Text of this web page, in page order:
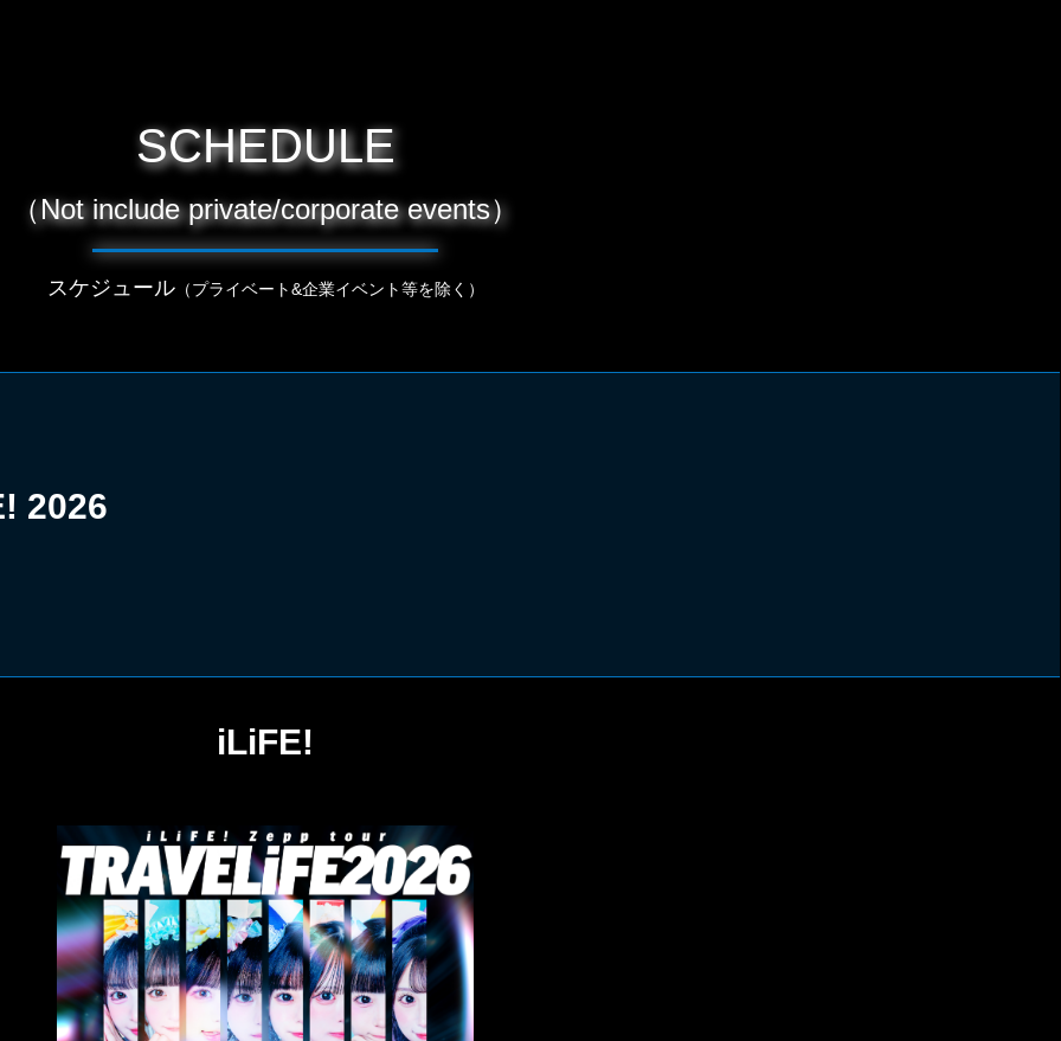
SCHEDULE
（Not include private/corporate events）
スケジュール（プライベート&企業イベント等を除く）
2026
iLiFE!